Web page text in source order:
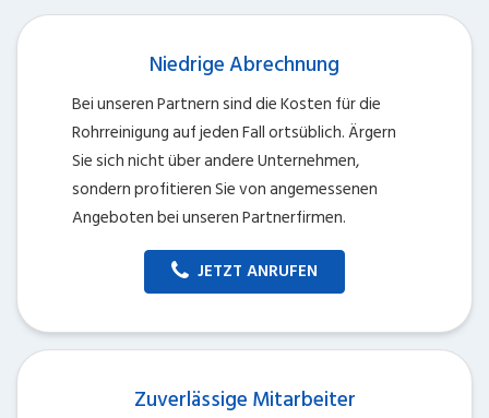
Niedrige Abrechnung
Bei unseren Partnern sind die Kosten für die
Rohrreinigung auf jeden Fall ortsüblich. Ärgern
Sie sich nicht über andere Unternehmen,
sondern profitieren Sie von angemessenen
Angeboten bei unseren Partnerfirmen.
JETZT ANRUFEN
Zuverlässige Mitarbeiter